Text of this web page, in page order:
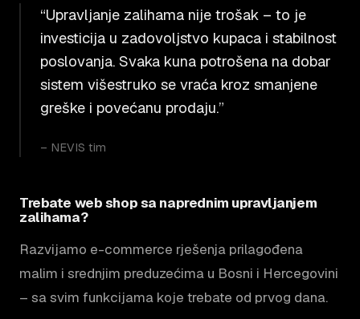
“Upravljanje zalihama nije trošak – to je
investicija u zadovoljstvo kupaca i stabilnost
poslovanja. Svaka kuna potrošena na dobar
sistem višestruko se vraća kroz smanjene
greške i povećanu prodaju.”
– NEVIS tim
Trebate web shop sa naprednim upravljanjem
zalihama?
Razvijamo e-commerce rješenja prilagođena
malim i srednjim preduzećima u Bosni i Hercegovini
– sa svim funkcijama koje trebate od prvog dana.